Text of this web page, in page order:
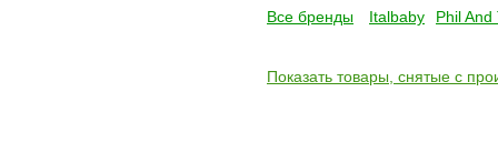
Все бренды Italbaby Phil And
Показать товары, снятые с